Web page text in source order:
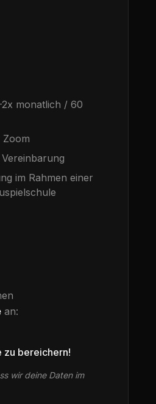
2x monatlich / 60
Zoom
im Rahmen einer
an:
zu bereichern!
wir deine Daten im